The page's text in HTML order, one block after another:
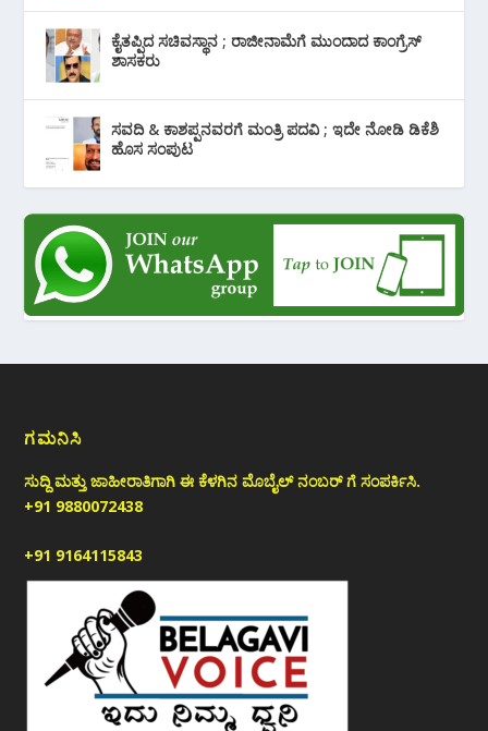
ಕೈತಪ್ಪಿದ ಸಚಿವಸ್ಥಾನ ; ರಾಜೀನಾಮೆಗೆ ಮುಂದಾದ ಕಾಂಗ್ರೆಸ್
‌ಶಾಸಕರು
ಸವದಿ & ಕಾಶಪ್ಪನವರಗೆ ಮಂತ್ರಿ ಪದವಿ ; ಇದೇ ನೋಡಿ‌ ಡಿಕೆಶಿ
ಹೊಸ ಸಂಪುಟ
ಗಮನಿಸಿ
ಸುದ್ದಿ ಮತ್ತು ಜಾಹೀರಾತಿಗಾಗಿ ಈ ಕೆಳಗಿನ ಮೊಬೈಲ್ ನಂಬರ್ ಗೆ ಸಂಪರ್ಕಿಸಿ.
+91 9880072438
+91 9164115843